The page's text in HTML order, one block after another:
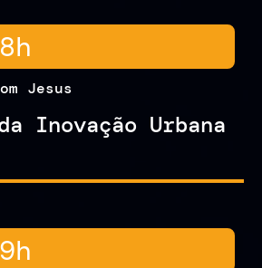
Jesus
Inovação Urbana